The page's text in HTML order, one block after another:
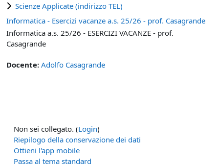
Scienze Applicate (indirizzo TEL)
Informatica - Esercizi vacanze a.s. 25/26 - prof. Casagrande
Informatica a.s. 25/26 - ESERCIZI VACANZE - prof.
Casagrande
Docente: Adolfo Casagrande
Non sei collegato. (Login)
Riepilogo della conservazione dei dati
Ottieni l'app mobile
Passa al tema standard